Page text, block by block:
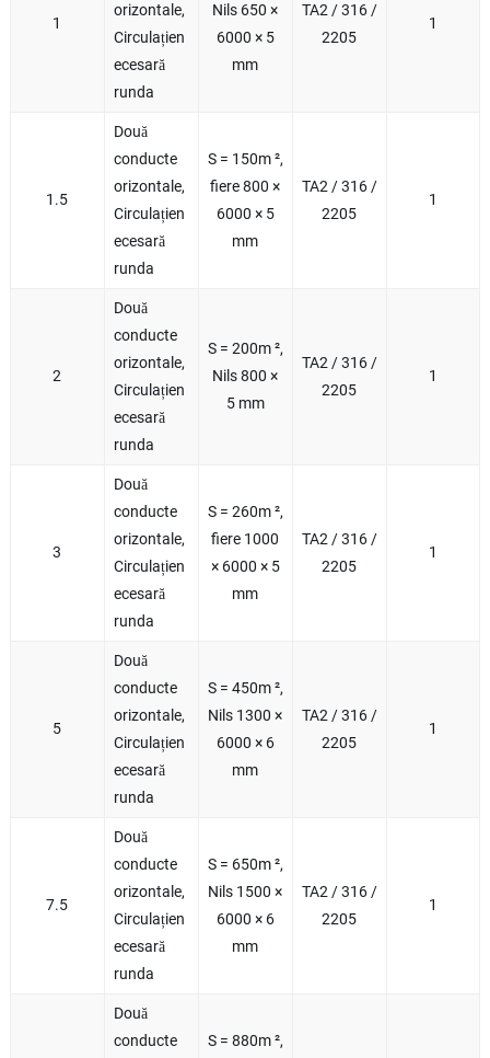
1
orizontale,
Circulațien
ecesară
runda
Nils 650 ×
6000 × 5
mm
TA2 / 316 /
2205
1
1.5
Două
conducte
orizontale,
Circulațien
ecesară
runda
S = 150m ²,
fiere 800 ×
6000 × 5
mm
TA2 / 316 /
2205
1
2
Două
conducte
orizontale,
Circulațien
ecesară
runda
S = 200m ²,
Nils 800 ×
5 mm
TA2 / 316 /
2205
1
3
Două
conducte
orizontale,
Circulațien
ecesară
runda
S = 260m ²,
fiere 1000
× 6000 × 5
mm
TA2 / 316 /
2205
1
5
Două
conducte
orizontale,
Circulațien
ecesară
runda
S = 450m ²,
Nils 1300 ×
6000 × 6
mm
TA2 / 316 /
2205
1
7.5
Două
conducte
orizontale,
Circulațien
ecesară
runda
S = 650m ²,
Nils 1500 ×
6000 × 6
mm
TA2 / 316 /
2205
1
Două
conducte
S = 880m ²,